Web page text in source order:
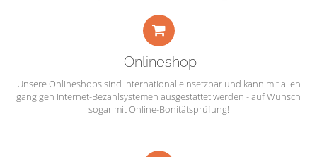
Onlineshop
Unsere Onlineshops sind international einsetzbar und kann mit allen
gängigen Internet-Bezahlsystemen ausgestattet werden - auf Wunsch
sogar mit Online-Bonitätsprüfung!